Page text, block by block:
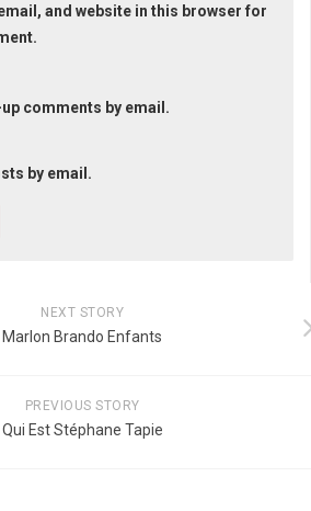
and website in this browser for
comments by email.
by email.
NEXT STORY
Marlon Brando Enfants
PREVIOUS STORY
Qui Est Stéphane Tapie